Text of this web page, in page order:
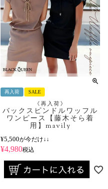
再入荷 SALE
《再入荷》
バックスピンドルワッフル
ワンピース【藤木そら着
用】mavily
¥5,500が今だけ↓↓
¥4,980税込